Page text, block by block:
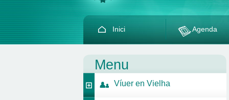
Inici Agenda
Menu
Víuer en Vielha